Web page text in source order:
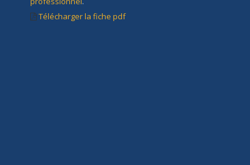
Télécharger la fiche pdf